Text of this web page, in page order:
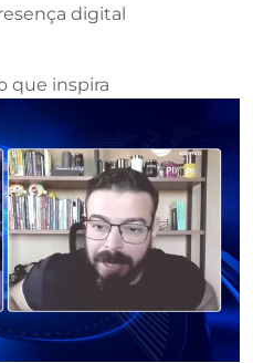
digital
que inspira